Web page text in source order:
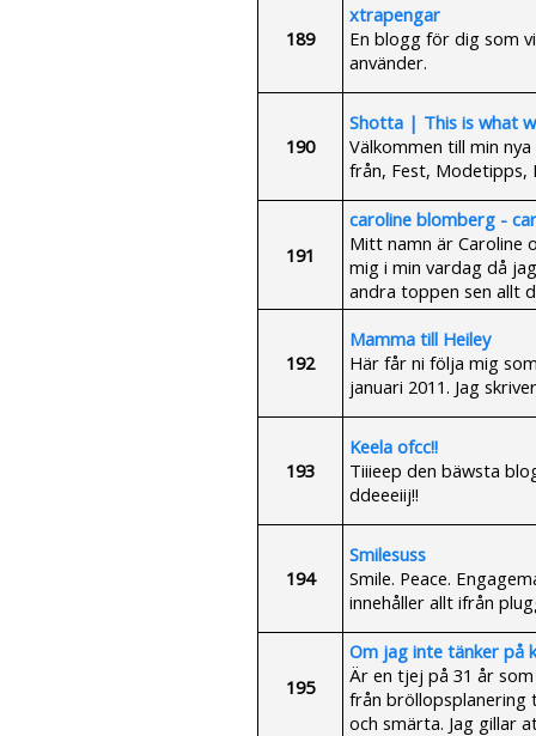
189
xtrapengar
En blogg för dig som
använder.
190
Shotta | This is what
Välkommen till min
från, Fest, Modetipps,
191
caroline blomberg -
Mitt namn är Caroline
mig i min vardag då
andra toppen sen allt
192
Mamma till Heiley
Här får ni följa mig
januari 2011. Jag
193
Keela ofcc!!
Tiiieep den bäwsta
ddeeeiij!!
194
Smilesuss
Smile. Peace.
innehåller allt ifrån
195
Om jag inte tänker på
Är en tjej på 31 år
från bröllopsplanering
och smärta. Jag gillar